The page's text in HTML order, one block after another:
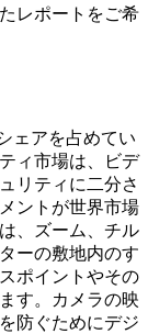
レポートをご希
ェアを占めてい
ィ市場は、ビデ
リティに二分さ
ントが世界市場
、ズーム、チル
ーの敷地内のす
ポイントやその
す。カメラの映
防ぐためにデジ